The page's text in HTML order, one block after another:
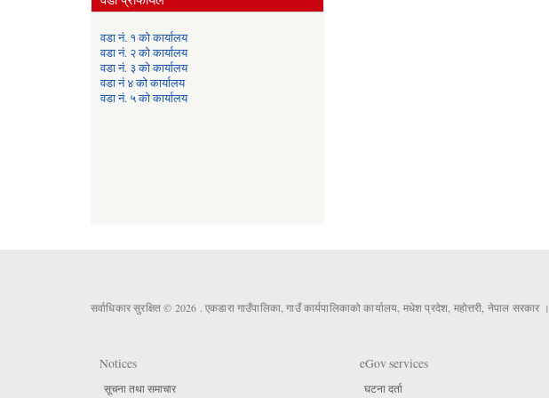
वडा नं. १ को कार्यालय
वडा नं. २ को कार्यालय
वडा नं. ३ को कार्यालय
वडा नं ४ को कार्यालय
वडा नं. ५ को कार्यालय
सर्वाधिकार सुरक्षित © 2026 . एकडारा गाउँपालिका, गाउँ कार्यपालिकाको कार्यालय, मधेश प्रदेश, महोत्तरी, नेपाल सरकार ।
Notices
सूचना तथा समाचार
eGov services
घटना दर्ता